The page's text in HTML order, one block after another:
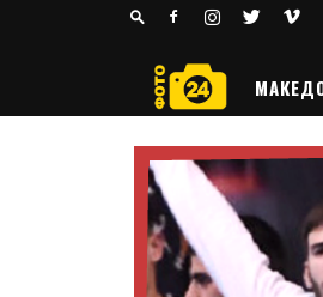
РАКОМЕТ